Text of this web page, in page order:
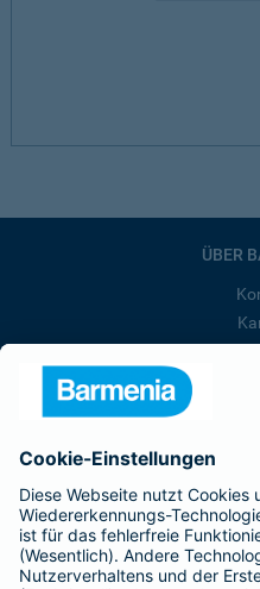
ÜBER
Barmenia ist Teil
Kranken-